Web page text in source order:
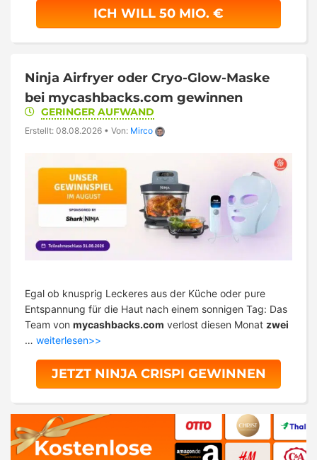
ICH WILL 50 MIO. €
Ninja Airfryer oder Cryo-Glow-Maske
bei mycashbacks.com gewinnen
GERINGER AUFWAND
Erstellt: 08.08.2026 • Von: Mirco
Egal ob knusprig Leckeres aus der Küche oder pure
Entspannung für die Haut nach einem sonnigen Tag: Das
Team von mycashbacks.com verlost diesen Monat zwei
… weiterlesen>>
JETZT NINJA CRISPI GEWINNEN